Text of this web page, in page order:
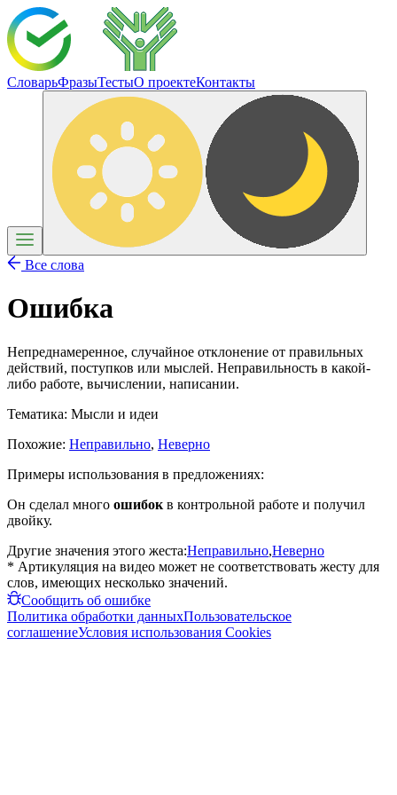
СловарьФразыТестыО проектеКонтакты
Все слова
Ошибка
Непреднамеренное, случайное отклонение от правильных
действий, поступков или мыслей. Неправильность в какой-
либо работе, вычислении, написании.
Тематика: Мысли и идеи
Похожие: Неправильно, Неверно
Примеры использования в предложениях:
Он сделал много ошибок в контрольной работе и получил
двойку.
Другие значения этого жеста:Неправильно,Неверно
* Артикуляция на видео может не соответствовать жесту для
слов, имеющих несколько значений.
Сообщить об ошибке
Политика обработки данныхПользовательское
соглашениеУсловия использования Cookies